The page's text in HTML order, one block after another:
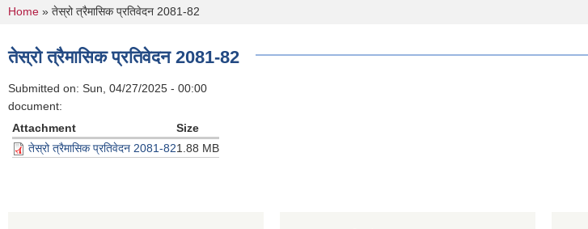
You are here
Home » तेस्रो त्रैमासिक प्रतिवेदन 2081-82
तेस्रो त्रैमासिक प्रतिवेदन 2081-82
Submitted on: Sun, 04/27/2025 - 00:00
document:
Attachment
Size
तेस्रो त्रैमासिक प्रतिवेदन 2081-821.88 MB